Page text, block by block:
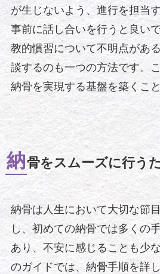
が生じないよう、進行を担当
事前に話し合いを行うと良い
教的慣習について不明点があ
談するのも一つの方法です。
納骨を実現する基盤を築くこ
納骨をスムーズに行う
納骨は人生において大切な節
し、初めての納骨では多くの
あり、不安に感じることも少
のガイドでは、納骨手順を詳